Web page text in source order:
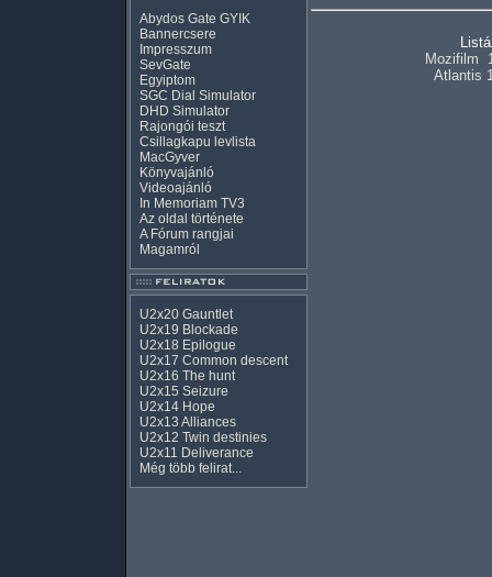
Abydos Gate GYIK
Bannercsere
Impresszum
SevGate
Egyiptom
SGC Dial Simulator
DHD Simulator
Rajongói teszt
Csillagkapu levlista
MacGyver
Könyvajánló
Videoajánló
In Memoriam TV3
Az oldal története
A Fórum rangjai
Magamról
U2x20 Gauntlet
U2x19 Blockade
U2x18 Epilogue
U2x17 Common descent
U2x16 The hunt
U2x15 Seizure
U2x14 Hope
U2x13 Alliances
U2x12 Twin destinies
U2x11 Deliverance
Még több felirat...
Mozifilm
Atlantis